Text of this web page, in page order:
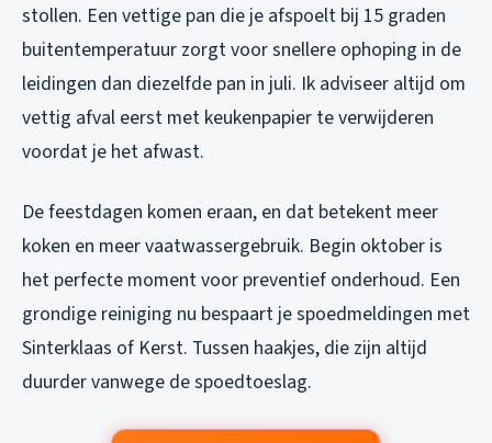
stollen. Een vettige pan die je afspoelt bij 15 graden
buitentemperatuur zorgt voor snellere ophoping in de
leidingen dan diezelfde pan in juli. Ik adviseer altijd om
vettig afval eerst met keukenpapier te verwijderen
voordat je het afwast.
De feestdagen komen eraan, en dat betekent meer
koken en meer vaatwassergebruik. Begin oktober is
het perfecte moment voor preventief onderhoud. Een
grondige reiniging nu bespaart je spoedmeldingen met
Sinterklaas of Kerst. Tussen haakjes, die zijn altijd
duurder vanwege de spoedtoeslag.